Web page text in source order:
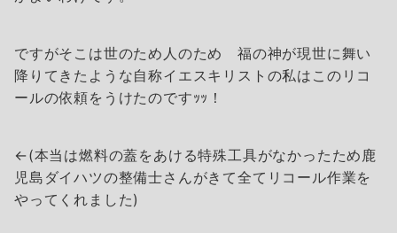
ですがそこは世のため人のため 福の神が現世に舞い
降りてきたような自称イエスキリストの私はこのリコ
ールの依頼をうけたのですｯｯ！
←(本当は燃料の蓋をあける特殊工具がなかったため鹿
児島ダイハツの整備士さんがきて全てリコール作業を
やってくれました)